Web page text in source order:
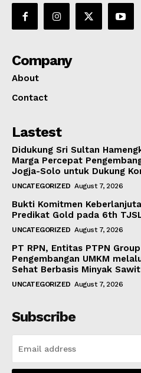
Company
About
Contact
Lastest
Didukung Sri Sultan
Marga Percepat
Jogja-Solo untuk Dukung
UNCATEGORIZED August 7, 2026
Bukti Komitmen
Predikat Gold pada 6th
UNCATEGORIZED August 7, 2026
PT RPN, Entitas PTPN
Pengembangan UMKM
Sehat Berbasis Minyak Sawit
UNCATEGORIZED August 7, 2026
Subscribe